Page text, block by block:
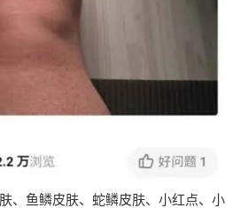
、鱼鳞皮肤、蛇鳞皮肤、小红点、小